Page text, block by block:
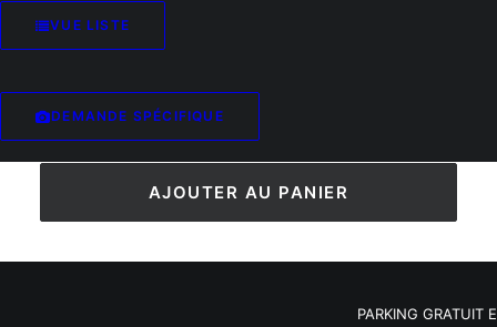
VUE LISTE
DEMANDE SPÉCIFIQUE
Brand
AJOUTER AU PANIER
PARKING GRATUIT